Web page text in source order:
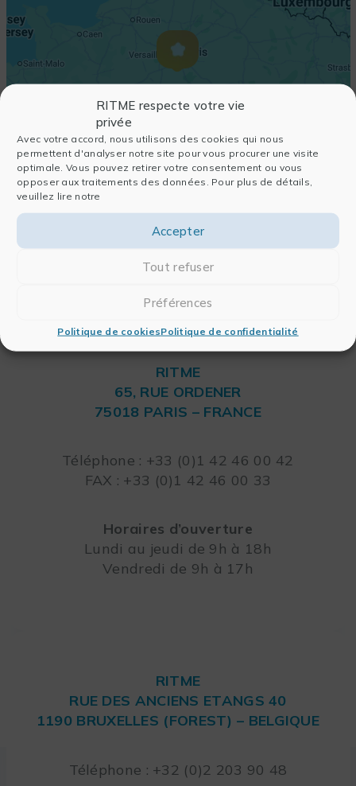
RITME respecte votre vie
privée
Avec votre accord, nous utilisons des cookies qui nous
permettent d'analyser notre site pour vous procurer une visite
optimale. Vous pouvez retirer votre consentement ou vous
opposer aux traitements des données. Pour plus de détails,
veuillez lire notre
Accepter
Tout refuser
Préférences
Politique de cookiesPolitique de confidentialité
RITME
65, RUE ORDENER
75018 PARIS – FRANCE
Téléphone : +33 (0)1 42 46 00 42
FAX : +33 (0)1 42 46 00 33
Horaires d’ouverture
Lundi au jeudi de 9h à 18h
Vendredi de 9h à 17h
RITME
RUE DES ANCIENS ETANGS 40
1190 BRUXELLES (FOREST) – BELGIQUE
Téléphone : +32 (0)2 203 90 48